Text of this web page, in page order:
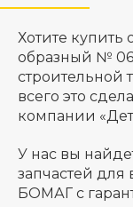
Хотите
образный №
строительной
всего это
компании
У нас вы
запчастей
БОМАГ с